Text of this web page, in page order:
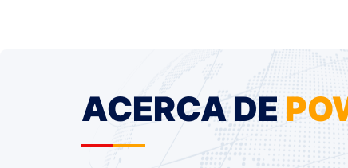
ACERCA DE